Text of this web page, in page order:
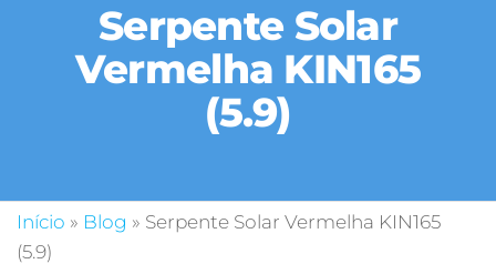
Serpente Solar
Vermelha KIN165
(5.9)
Início » Blog » Serpente Solar Vermelha KIN165
(5.9)